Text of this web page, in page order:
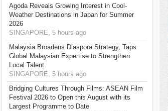
Agoda Reveals Growing Interest in Cool-
Weather Destinations in Japan for Summer
2026
SINGAPORE, 5 hours ago
Malaysia Broadens Diaspora Strategy, Taps
Global Malaysian Expertise to Strengthen
Local Talent
SINGAPORE, 5 hours ago
Bridging Cultures Through Films: ASEAN Film
Festival 2026 to Open this August with its
Largest Programme to Date